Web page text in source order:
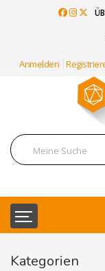
Anmelden
Kategorien